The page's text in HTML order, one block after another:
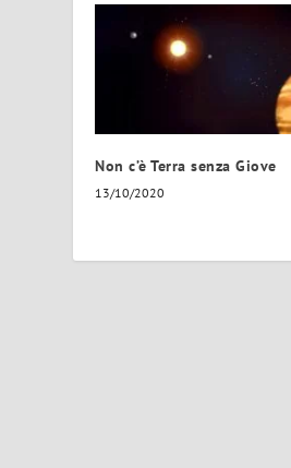
Non c’è Terra senza Giove
13/10/2020